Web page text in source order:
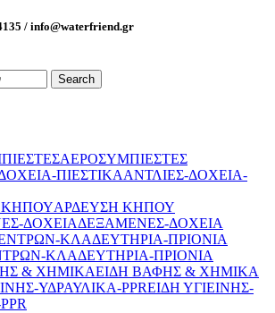
/ info@waterfriend.gr
Search
ΑΕΡΟΣΥΜΠΙΕΣΤΕΣ
ΑΝΤΛΙΕΣ-ΔΟΧΕΙΑ-
ΑΡΔΕΥΣΗ ΚΗΠΟΥ
ΔΕΞΑΜΕΝΕΣ-ΔΟΧΕΙΑ
ΚΛΑΔΕΥΤΗΡΙΑ-ΠΡΙΟΝΙΑ
ΕΙΔΗ ΒΑΦΗΣ & ΧΗΜΙΚΑ
ΕΙΔΗ ΥΓΙΕΙΝΗΣ-